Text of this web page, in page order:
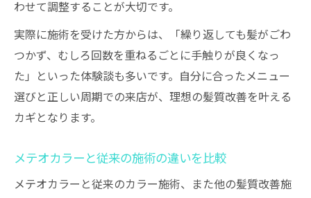
わせて調整することが大切です。
実際に施術を受けた方からは、「繰り返しても髪がごわ
つかず、むしろ回数を重ねるごとに手触りが良くなっ
た」といった体験談も多いです。自分に合ったメニュー
選びと正しい周期での来店が、理想の髪質改善を叶える
カギとなります。
メテオカラーと従来の施術の違いを比較
メテオカラーと従来のカラー施術、また他の髪質改善施